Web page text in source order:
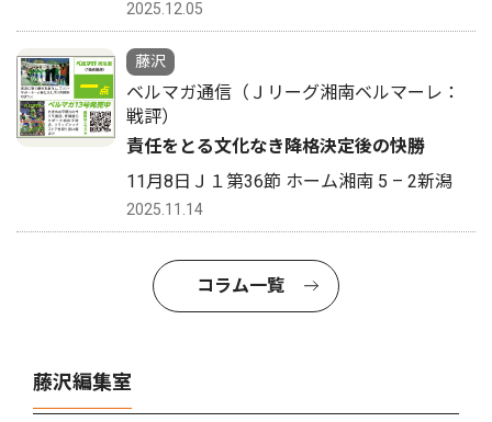
2025.12.05
藤沢
ベルマガ通信（Ｊリーグ湘南ベルマーレ：
戦評）
責任をとる文化なき降格決定後の快勝
11月8日Ｊ１第36節 ホーム湘南 5 – 2新潟
2025.11.14
コラム一覧
藤沢編集室